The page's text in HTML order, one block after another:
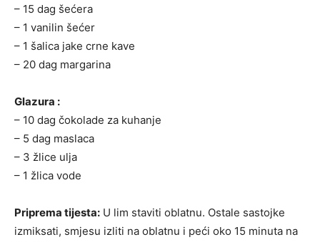
– 15 dag šećera
– 1 vanilin šećer
– 1 šalica jake crne kave
– 20 dag margarina
Glazura :
– 10 dag čokolade za kuhanje
– 5 dag maslaca
– 3 žlice ulja
– 1 žlica vode
Priprema tijesta: U lim staviti oblatnu. Ostale sastojke
izmiksati, smjesu izliti na oblatnu i peći oko 15 minuta na